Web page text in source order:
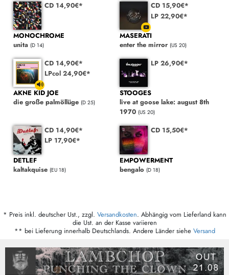
CD 14,90€*
MONOCHROME
unita (D 14)
CD 15,90€*
LP 22,90€*
MASERATI
enter the mirror (US 20)
CD 14,90€*
LPcol 24,90€*
AKNE KID JOE
die große palmöllüge (D 25)
LP 26,90€*
STOOGES
live at goose lake: august 8th
1970 (US 20)
CD 14,90€*
LP 17,90€*
DETLEF
kaltakquise (EU 18)
CD 15,50€*
EMPOWERMENT
bengalo (D 18)
* Preis inkl. deutscher Ust., zzgl. Versandkosten. Abhängig vom Lieferland kann
die Ust. an der Kasse variieren
** bei Lieferung innerhalb Deutschlands. Andere Länder siehe Versand